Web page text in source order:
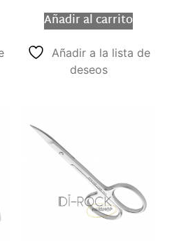
Añadir al carrito
Añadir a la lista de
deseos